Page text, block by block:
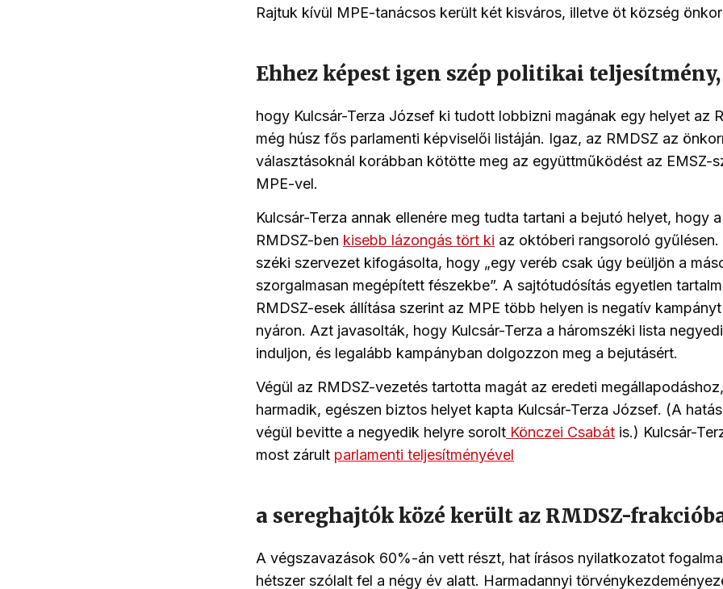
Rajtuk kívül MPE-tanácsos került két kisváros, illetve öt község
Ehhez képest igen szép politikai
hogy Kulcsár-Terza József ki tudott lobbizni magának egy helyet az
még húsz fős parlamenti képviselői listáján. Igaz, az RMDSZ az
választásoknál korábban kötötte meg az együttműködést az EMSZ-
MPE-vel.
Kulcsár-Terza annak ellenére meg tudta tartani a bejutó helyet, hogy
RMDSZ-ben kisebb lázongás tört ki az októberi rangsoroló
széki szervezet kifogásolta, hogy „egy veréb csak úgy beüljön a
szorgalmasan megépített fészekbe”. A sajtótudósítás egyetlen
RMDSZ-esek állítása szerint az MPE több helyen is negatív
nyáron. Azt javasolták, hogy Kulcsár-Terza a háromszéki lista
induljon, és legalább kampányban dolgozzon meg a bejutásért.
Végül az RMDSZ-vezetés tartotta magát az eredeti
harmadik, egészen biztos helyet kapta Kulcsár-Terza József. (A
végül bevitte a negyedik helyre sorolt Könczei Csabát is.) Kulcsár-
most zárult parlamenti teljesítményével
a sereghajtók közé került az RMDSZ-
A végszavazások 60%-án vett részt, hat írásos nyilatkozatot
hétszer szólalt fel a négy év alatt. Harmadannyi